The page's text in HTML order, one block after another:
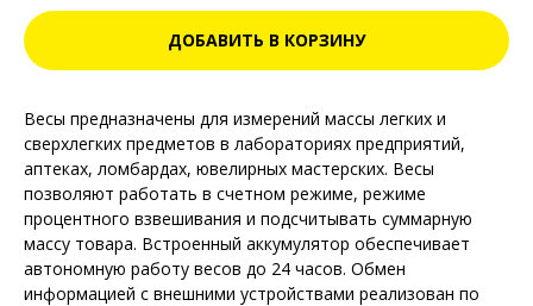
ДОБАВИТЬ В КОРЗИНУ
Весы предназначены для измерений массы легких и
сверхлегких предметов в лабораториях предприятий,
аптеках, ломбардах, ювелирных мастерских. Весы
позволяют работать в счетном режиме, режиме
процентного взвешивания и подсчитывать суммарную
массу товара. Встроенный аккумулятор обеспечивает
автономную работу весов до 24 часов. Обмен
информацией с внешними устройствами реализован по